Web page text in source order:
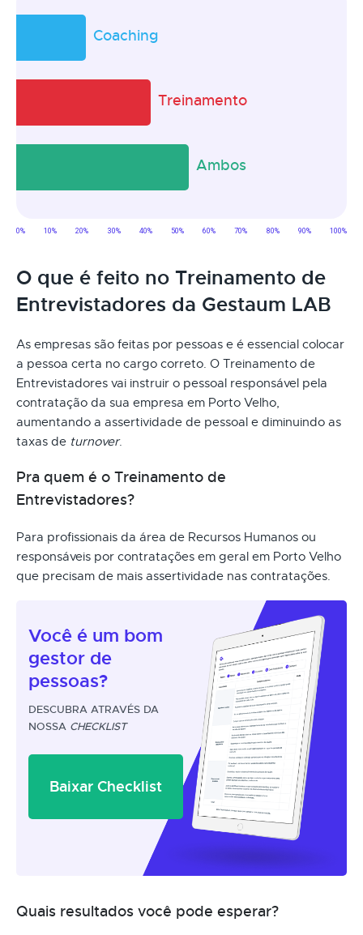
O que é feito no Treinamento de
Entrevistadores da Gestaum LAB
As empresas são feitas por pessoas e é essencial colocar
a pessoa certa no cargo correto. O Treinamento de
Entrevistadores vai instruir o pessoal responsável pela
contratação da sua empresa em Porto Velho,
aumentando a assertividade de pessoal e diminuindo as
taxas de turnover.
Pra quem é o Treinamento de
Entrevistadores?
Para profissionais da área de Recursos Humanos ou
responsáveis por contratações em geral em Porto Velho
que precisam de mais assertividade nas contratações.
Você é um bom
gestor de
pessoas?
DESCUBRA ATRAVÉS DA
NOSSA CHECKLIST
Baixar Checklist
Quais resultados você pode esperar?